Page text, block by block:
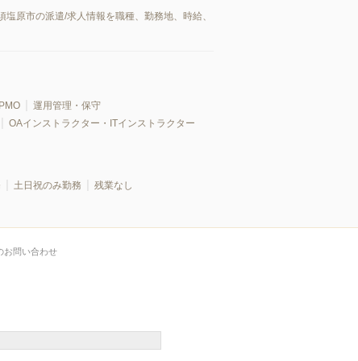
原市の派遣/求人情報を職種、勤務地、時給、
運用管理・保守
OAインストラクター・ITインストラクター
土日祝のみ勤務
残業なし
お問い合わせ